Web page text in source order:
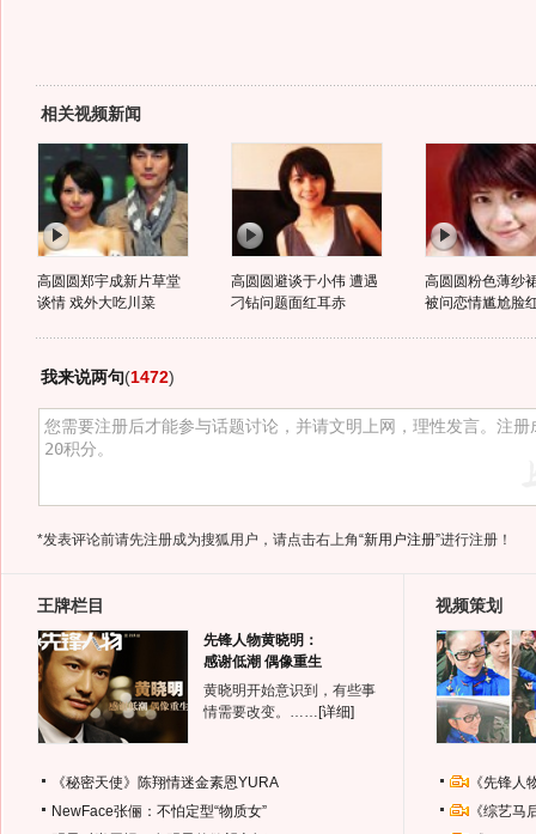
相关视频新闻
高圆圆郑宇成新片草堂
谈情 戏外大吃川菜
高圆圆避谈于小伟 遭遇
刁钻问题面红耳赤
高圆圆粉色薄纱
被问恋情尴尬脸
我来说两句(1472)
*发表评论前请先注册成为搜狐用户，请点击右上角“新用户注册”进行注册！
王牌栏目
先锋人物黄晓明：
感谢低潮 偶像重生
黄晓明开始意识到，有些事
情需要改变。…… [详细]
《秘密天使》陈翔情迷金素恩YURA
NewFace张俪：不怕定型“物质女”
视频策划
《先锋
《综艺